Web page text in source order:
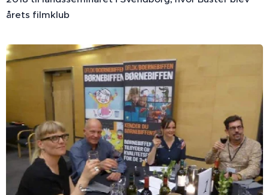
årets filmklub